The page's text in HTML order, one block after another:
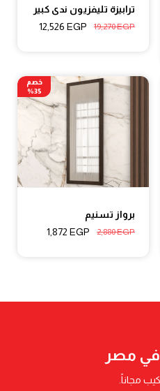
ترابيزة تليفزيون ندى كبير
19,270EGP
12,526 EGP
برواز تسنيم
2,880EGP
1,872 EGP
خصم
35%
في مصر
مجاناً.